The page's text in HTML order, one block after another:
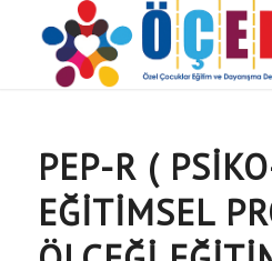
PEP-R (
EĞITIMSEL